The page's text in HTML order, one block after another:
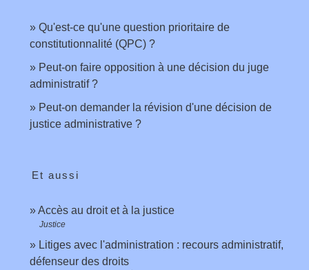
Qu'est-ce qu'une question prioritaire de
constitutionnalité (QPC) ?
Peut-on faire opposition à une décision du juge
administratif ?
Peut-on demander la révision d'une décision de
justice administrative ?
Et aussi
Accès au droit et à la justice
Justice
Litiges avec l'administration : recours administratif,
défenseur des droits